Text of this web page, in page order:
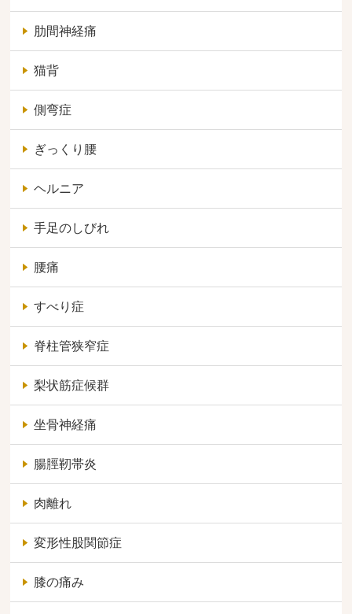
肋間神経痛
猫背
側弯症
ぎっくり腰
ヘルニア
手足のしびれ
腰痛
すべり症
脊柱管狭窄症
梨状筋症候群
坐骨神経痛
腸脛靭帯炎
肉離れ
変形性股関節症
膝の痛み